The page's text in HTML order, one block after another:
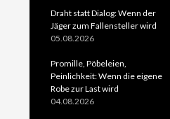
Draht statt Dialog: Wenn der
Jäger zum Fallensteller wird
05.08.2026
Promille, Pöbeleien,
Peinlichkeit: Wenn die eigene
Robe zur Last wird
04.08.2026